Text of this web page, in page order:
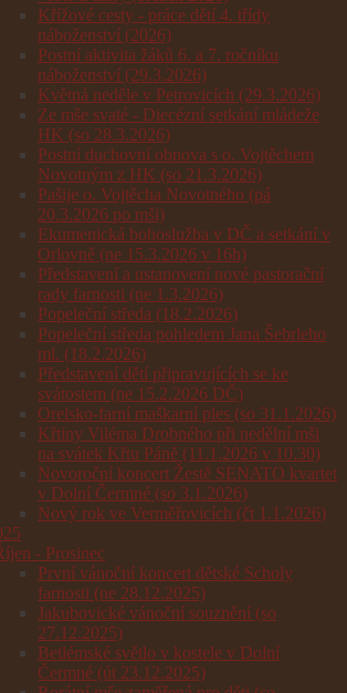
Křížové cesty - práce dětí 4. třídy
náboženství (2026)
Postní aktivita žáků 6. a 7. ročníku
náboženství (29.3.2026)
Květná neděle v Petrovicích (29.3.2026)
Ze mše svaté - Diecézní setkání mládeže
HK (so 28.3.2026)
Postní duchovní obnova s o. Vojtěchem
Novotným z HK (so 21.3.2026)
Pašije o. Vojtěcha Novotného (pá
20.3.2026 po mši)
Ekumenická bohoslužba v DČ a setkání v
Orlovně (ne 15.3.2026 v 16h)
Představení a ustanovení nové pastorační
rady farnosti (ne 1.3.2026)
Popeleční středa (18.2.2026)
Popeleční středa pohledem Jana Šebrleho
ml. (18.2.2026)
Představení dětí připravujících se ke
svátostem (ne 15.2.2026 DČ)
Orelsko-farní maškarní ples (so 31.1.2026)
Křtiny Viléma Drobného při nedělní mši
na svátek Křtu Páně (11.1.2026 v 10.30)
Novoroční koncert Žestě SENATO kvartet
v Dolní Čermné (so 3.1.2026)
Nový rok ve Verměřovicích (čt 1.1.2026)
- Prosinec
První vánoční koncert dětské Scholy
farnosti (ne 28.12.2025)
Jakubovické vánoční souznění (so
27.12.2025)
Betlémské světlo v kostele v Dolní
Čermné (út 23.12.2025)